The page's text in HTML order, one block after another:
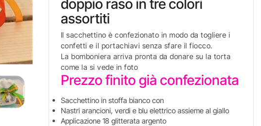
doppio raso in tre colori
assortiti
Il sacchettino è confezionato in modo da togliere i
confetti e il portachiavi senza sfare il fiocco.
La bomboniera arriva pronta da donare su la torta
come la si vede in foto
Prezzo finito già confezionata
Sacchettino in stoffa bianco con
Nastri arancioni, verdi e blu elettrico assieme al giallo
Applicazione 18 glitterata argento